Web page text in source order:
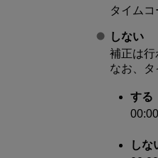
タイム
しない
補正は行
なお、タ
する
しな